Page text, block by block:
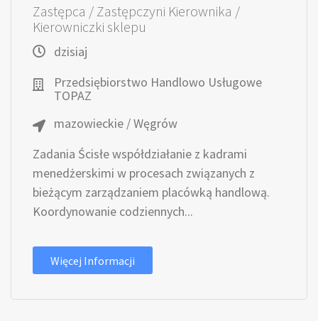
Zastępca / Zastępczyni Kierownika /
Kierowniczki sklepu
dzisiaj
Przedsiębiorstwo Handlowo Usługowe
TOPAZ
mazowieckie / Węgrów
Zadania Ścisłe współdziałanie z kadrami
menedżerskimi w procesach związanych z
bieżącym zarządzaniem placówką handlową.
Koordynowanie codziennych...
Więcej Informacji